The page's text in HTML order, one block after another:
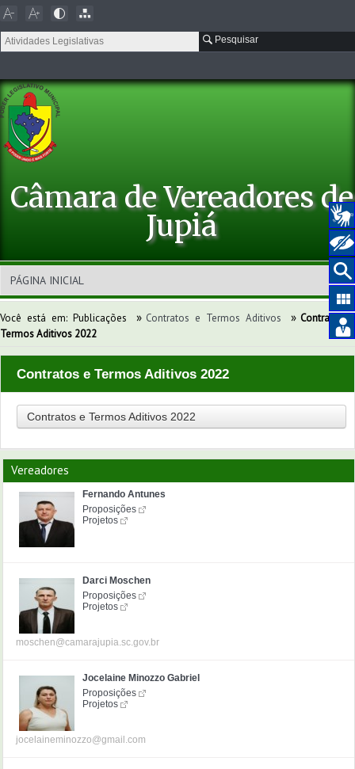
Pesquisar
Câmara de Vereadores de
Jupiá
Você está em: Publicações » Contratos e Termos Aditivos » Contratos e
Termos Aditivos 2022
Contratos e Termos Aditivos 2022
Contratos e Termos Aditivos 2022
Vereadores
Fernando Antunes
Proposições
Projetos
Darci Moschen
Proposições
Projetos
moschen@camarajupia.sc.gov.br
Jocelaine Minozzo Gabriel
Proposições
Projetos
jocelaineminozzo@gmail.com